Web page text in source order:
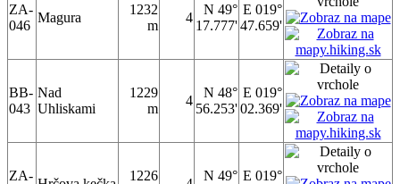
ZA-
046
Magura
1232
m
4
N 49°
17.777'
E 019°
47.659'
BB-
043
Nad
Uhliskami
1229
m
4
N 48°
56.253'
E 019°
02.369'
ZA-
1226
N 49° E 019°